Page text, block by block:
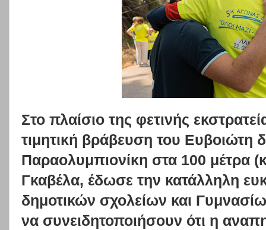
Στο πλαίσιο της φετινής
τιμητική βράβευση του Ευβοιώτη
Παραολυμπιονίκη στα 100 μέτρα
Γκαβέλα, έδωσε την κατάλληλη
δημοτικών σχολείων και
να συνειδητοποιήσουν ότι η